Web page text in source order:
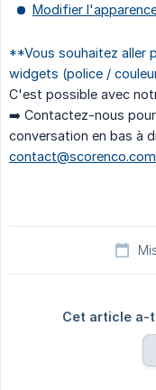
Modifier
**Vous souhaitez aller
widgets (police /
C'est possible avec
➡️ Contactez-nous pour
conversation en bas à
contact@scorenco.com
Cet article a-